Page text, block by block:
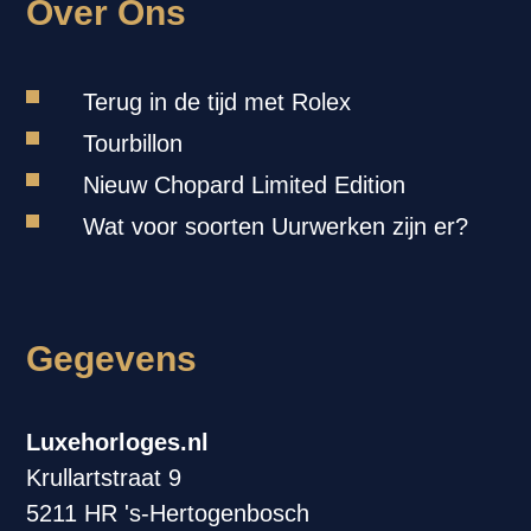
Over Ons
Terug in de tijd met Rolex
Tourbillon
Nieuw Chopard Limited Edition
Wat voor soorten Uurwerken zijn er?
Gegevens
Luxehorloges.nl
Krullartstraat 9
5211 HR 's-Hertogenbosch